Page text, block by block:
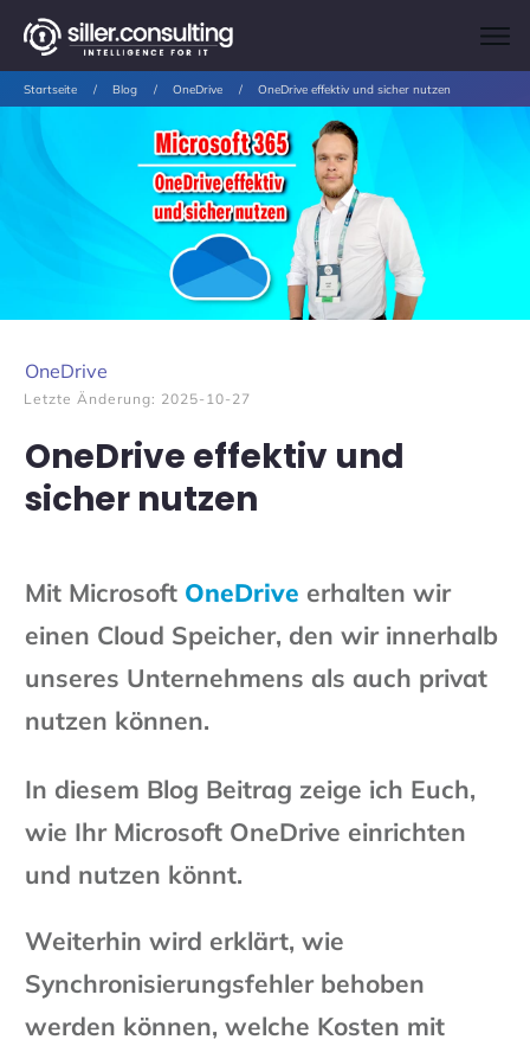
Startseite / Blog / OneDrive / OneDrive effektiv und sicher nutzen
OneDrive
Letzte Änderung: 2025-10-27
OneDrive effektiv und
sicher nutzen
Mit Microsoft OneDrive erhalten wir
einen Cloud Speicher, den wir innerhalb
unseres Unternehmens als auch privat
nutzen können.
In diesem Blog Beitrag zeige ich Euch,
wie Ihr Microsoft OneDrive einrichten
und nutzen könnt.
Weiterhin wird erklärt, wie
Synchronisierungsfehler behoben
werden können, welche Kosten mit